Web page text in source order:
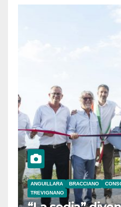
ANGUILLARA BRACCIANO
TREVIGNANO